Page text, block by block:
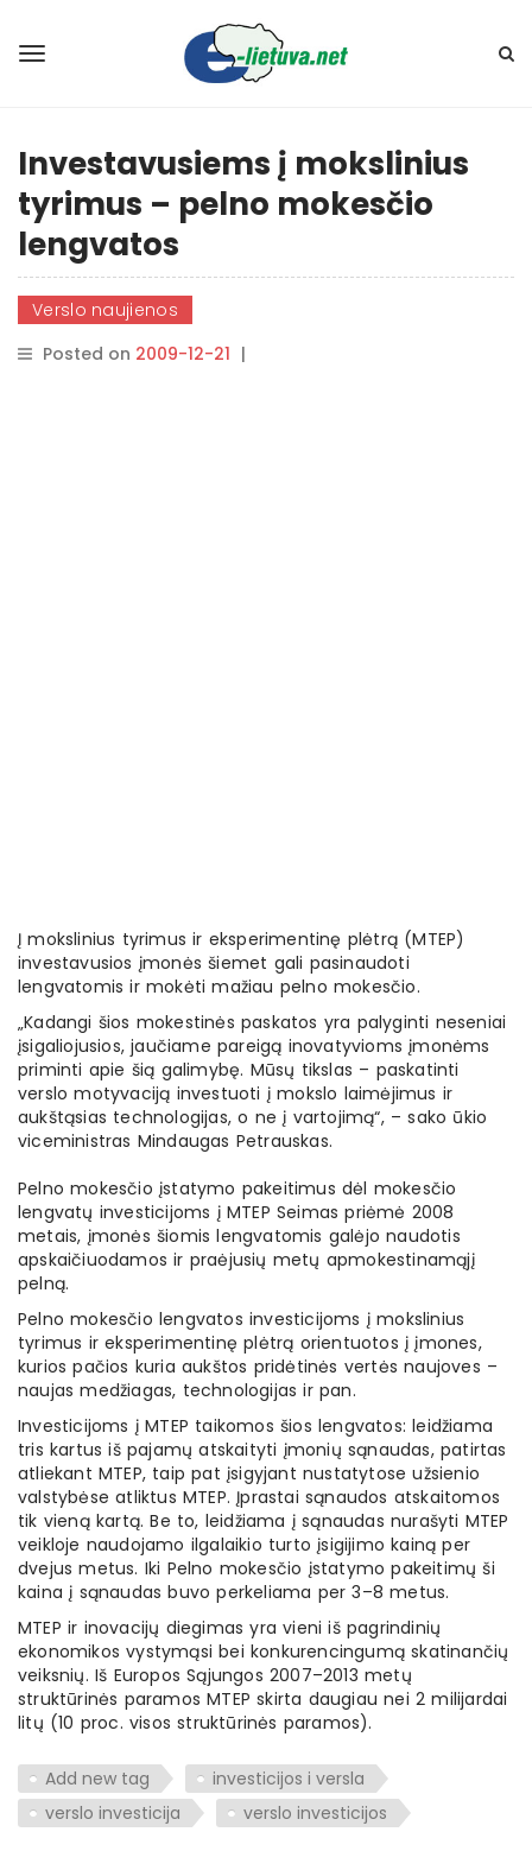
Investavusiems į mokslinius
tyrimus – pelno mokesčio
lengvatos
Verslo naujienos
Posted on 2009-12-21 |
Į mokslinius tyrimus ir eksperimentinę plėtrą (MTEP)
investavusios įmonės šiemet gali pasinaudoti
lengvatomis ir mokėti mažiau pelno mokesčio.
„Kadangi šios mokestinės paskatos yra palyginti neseniai
įsigaliojusios, jaučiame pareigą inovatyvioms įmonėms
priminti apie šią galimybę. Mūsų tikslas – paskatinti
verslo motyvaciją investuoti į mokslo laimėjimus ir
aukštąsias technologijas, o ne į vartojimą“, – sako ūkio
viceministras Mindaugas Petrauskas.
Pelno mokesčio įstatymo pakeitimus dėl mokesčio
lengvatų investicijoms į MTEP Seimas priėmė 2008
metais, įmonės šiomis lengvatomis galėjo naudotis
apskaičiuodamos ir praėjusių metų apmokestinamąjį
pelną.
Pelno mokesčio lengvatos investicijoms į mokslinius
tyrimus ir eksperimentinę plėtrą orientuotos į įmones,
kurios pačios kuria aukštos pridėtinės vertės naujoves –
naujas medžiagas, technologijas ir pan.
Investicijoms į MTEP taikomos šios lengvatos: leidžiama
tris kartus iš pajamų atskaityti įmonių sąnaudas, patirtas
atliekant MTEP, taip pat įsigyjant nustatytose užsienio
valstybėse atliktus MTEP. Įprastai sąnaudos atskaitomos
tik vieną kartą. Be to, leidžiama į sąnaudas nurašyti MTEP
veikloje naudojamo ilgalaikio turto įsigijimo kainą per
dvejus metus. Iki Pelno mokesčio įstatymo pakeitimų ši
kaina į sąnaudas buvo perkeliama per 3–8 metus.
MTEP ir inovacijų diegimas yra vieni iš pagrindinių
ekonomikos vystymąsi bei konkurencingumą skatinančių
veiksnių. Iš Europos Sąjungos 2007–2013 metų
struktūrinės paramos MTEP skirta daugiau nei 2 milijardai
litų (10 proc. visos struktūrinės paramos).
Add new tag
investicijos i versla
verslo investicija
verslo investicijos